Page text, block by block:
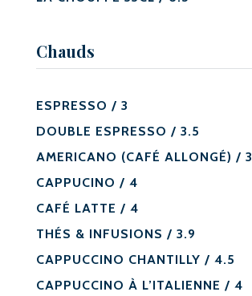
Chauds
ESPRESSO / 3
DOUBLE ESPRESSO / 3.5
AMERICANO (CAFÉ ALLONGÉ) / 3
CAPPUCINO / 4
CAFÉ LATTE / 4
THÉS & INFUSIONS / 3.9
CAPPUCCINO CHANTILLY / 4.5
CAPPUCCINO À L’ITALIENNE / 4